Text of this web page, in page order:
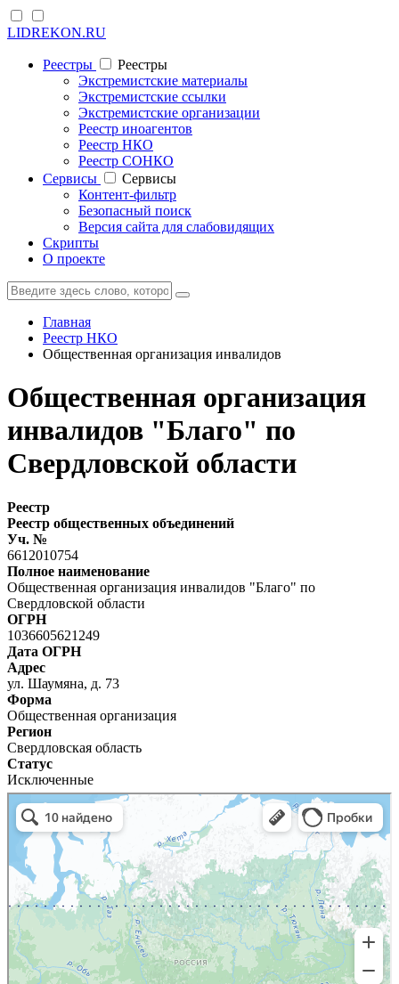
LIDREKON.RU
Реестры
Реестры
Экстремистские материалы
Экстремистские ссылки
Экстремистские организации
Реестр иноагентов
Реестр НКО
Реестр СОНКО
Cервисы
Cервисы
Контент-фильтр
Безопасный поиск
Версия сайта для слабовидящих
Скрипты
О проекте
Главная
Реестр НКО
Общественная организация инвалидов
Общественная организация
инвалидов "Благо" по
Свердловской области
Реестр
Реестр общественных объединений
Уч. №
6612010754
Полное наименование
Общественная организация инвалидов "Благо" по
Свердловской области
ОГРН
1036605621249
Дата ОГРН
Адрес
ул. Шаумяна, д. 73
Форма
Общественная организация
Регион
Свердловская область
Статус
Исключенные